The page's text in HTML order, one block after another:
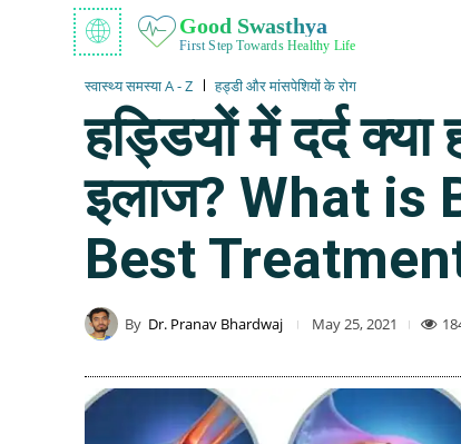
Good Swasthya
First Step Towards Healthy Life
स्वास्थ्य समस्या A - Z हड्डी और मांसपेशियों के रोग
हड्डियों में दर्द
इलाज? What is
Best
By Dr. Pranav Bhardwaj May 25, 2021